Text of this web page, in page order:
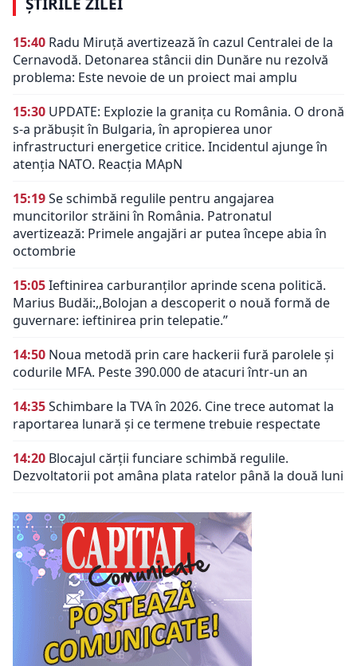
15:40 Radu Miruță avertizează în cazul Centralei de la
Cernavodă. Detonarea stâncii din Dunăre nu rezolvă
problema: Este nevoie de un proiect mai amplu
15:30 UPDATE: Explozie la granița cu România. O dronă
s-a prăbușit în Bulgaria, în apropierea unor
infrastructuri energetice critice. Incidentul ajunge în
atenția NATO. Reacția MApN
15:19Se schimbă regulile pentru angajarea
muncitorilor străini în România. Patronatul
avertizează: Primele angajări ar putea începe abia în
octombrie
15:05Ieftinirea carburanților aprinde scena politică.
Marius Budăi:,,Bolojan a descoperit o nouă formă de
guvernare: ieftinirea prin telepatie.”
14:50 Noua metodă prin care hackerii fură parolele și
codurile MFA. Peste 390.000 de atacuri într-un an
14:35Schimbare la TVA în 2026. Cine trece automat la
raportarea lunară și ce termene trebuie respectate
14:20 Blocajul cărții funciare schimbă regulile.
Dezvoltatorii pot amâna plata ratelor până la două luni